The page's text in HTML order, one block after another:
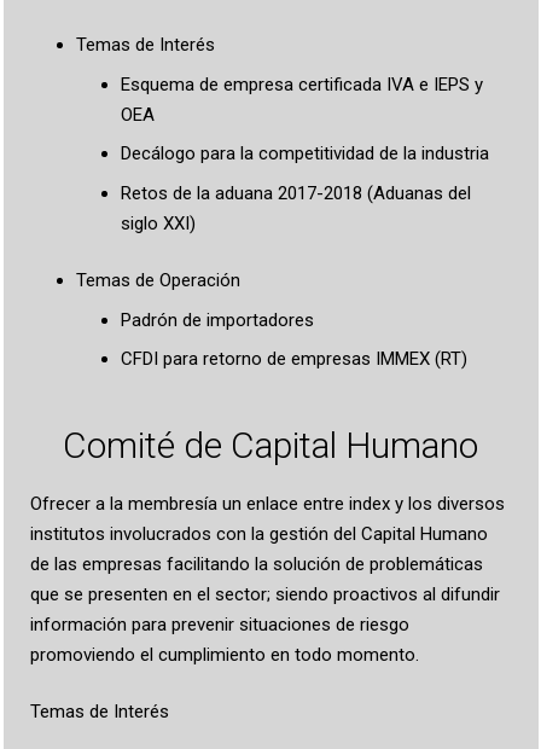
Temas de Interés
Esquema de empresa certificada IVA e IEPS y
OEA
Decálogo para la competitividad de la industria
Retos de la aduana 2017-2018 (Aduanas del
siglo XXI)
Temas de Operación
Padrón de importadores
CFDI para retorno de empresas IMMEX (RT)
Comité de Capital Humano
Ofrecer a la membresía un enlace entre index y los diversos
institutos involucrados con la gestión del Capital Humano
de las empresas facilitando la solución de problemáticas
que se presenten en el sector; siendo proactivos al difundir
información para prevenir situaciones de riesgo
promoviendo el cumplimiento en todo momento.
Temas de Interés